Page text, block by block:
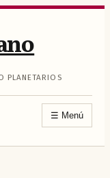
PLANETARIOS
☰ Menú